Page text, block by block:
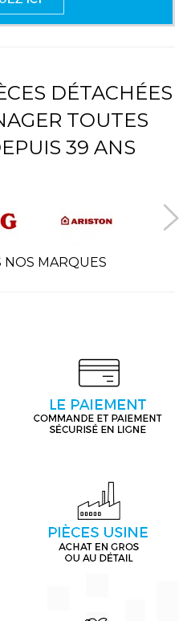
DÉTACHÉES
TOUTES
39 ANS
MARQUES